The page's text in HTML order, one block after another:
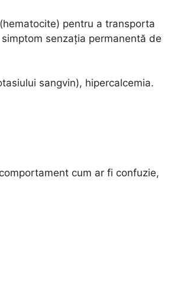
pentru a transporta
senzația permanentă de
sangvin), hipercalcemia.
cum ar fi confuzie,